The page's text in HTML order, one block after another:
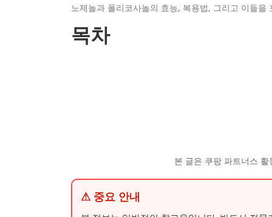
노제놀과 폴리코사놀의 효능, 복용법, 그리고 이들
목차
본 글은 쿠팡 파트너스
⚠ 중요 안내